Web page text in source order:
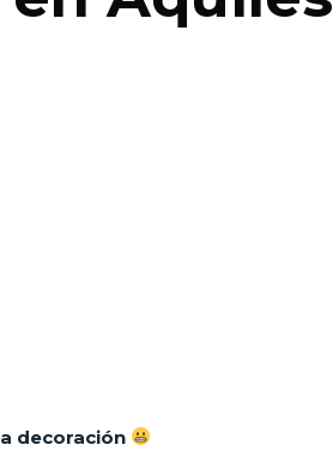
decoración